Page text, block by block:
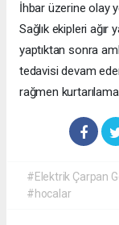
İhbar üzerine olay
Sağlık ekipleri
yaptıktan sonra
tedavisi devam
rağmen
#Elektrik Çarpan
#hocalar